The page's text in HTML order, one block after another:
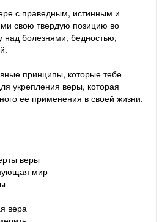
с праведным, истинным и
свою твердую позицию во
над болезнями, бедностью,
принципы, которые тебе
укрепления веры, которая
ее применения в своей жизни.
веры
мир
вера